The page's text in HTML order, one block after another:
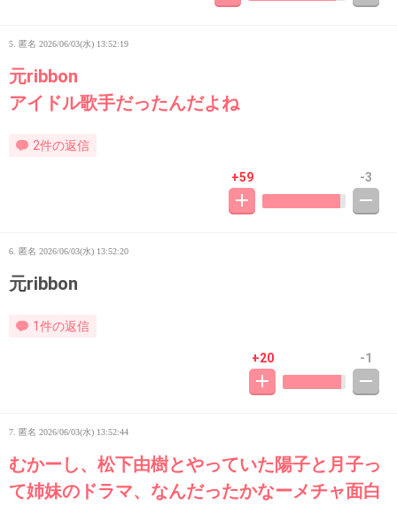
5. 匿名 2026/06/03(水) 13:52:19
元ribbon
アイドル歌手だったんだよね
2件の返信
+59 -3
6. 匿名 2026/06/03(水) 13:52:20
元ribbon
1件の返信
+20 -1
7. 匿名 2026/06/03(水) 13:52:44
むかーし、松下由樹とやっていた陽子と月子っ
て姉妹のドラマ、なんだったかなーメチャ面白